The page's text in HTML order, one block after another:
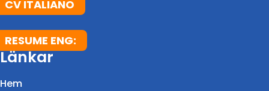
CV ITALIANO
RESUME ENG:
Länkar
Hem